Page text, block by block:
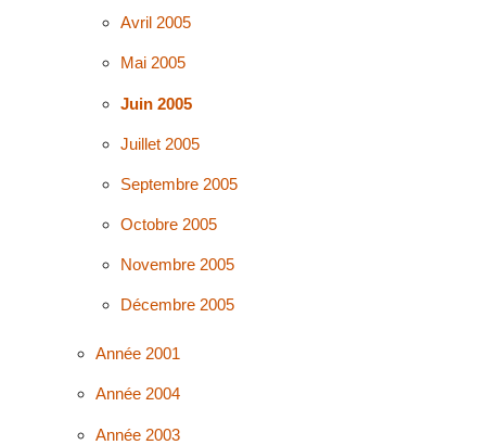
Avril 2005
Mai 2005
Juin 2005
Juillet 2005
Septembre 2005
Octobre 2005
Novembre 2005
Décembre 2005
Année 2001
Année 2004
Année 2003